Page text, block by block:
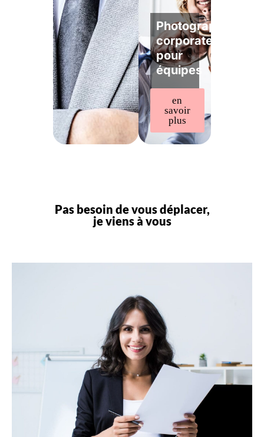
Photographe
corporate
pour
équipes
en
savoir
plus
Pas besoin de vous déplacer,
je viens à vous